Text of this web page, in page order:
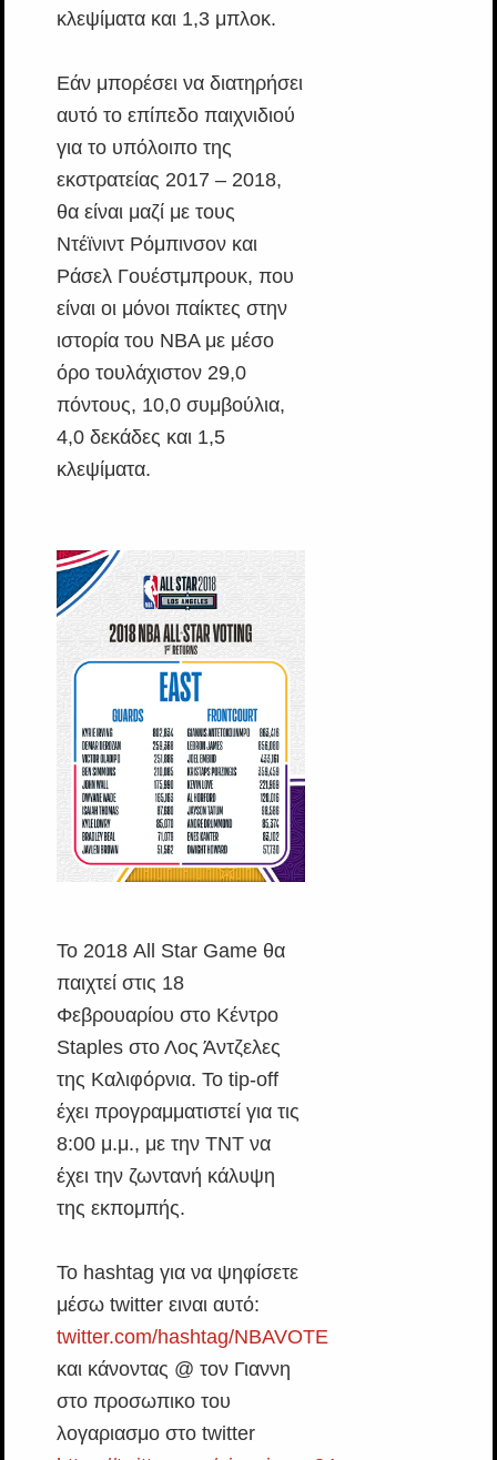
κλεψίματα και 1,3 μπλοκ.
Εάν μπορέσει να διατηρήσει
αυτό το επίπεδο παιχνιδιού
για το υπόλοιπο της
εκστρατείας 2017 – 2018,
θα είναι μαζί με τους
Ντέϊνιντ Ρόμπινσον και
Ράσελ Γουέστμπρουκ, που
είναι οι μόνοι παίκτες στην
ιστορία του ΝΒΑ με μέσο
όρο τουλάχιστον 29,0
πόντους, 10,0 συμβούλια,
4,0 δεκάδες και 1,5
κλεψίματα.
Το 2018 All Star Game θα
παιχτεί στις 18
Φεβρουαρίου στο Κέντρο
Staples στο Λος Άντζελες
της Καλιφόρνια. Το tip-off
έχει προγραμματιστεί για τις
8:00 μ.μ., με την TNT να
έχει την ζωντανή κάλυψη
της εκπομπής.
Το hashtag για να ψηφίσετε
μέσω twitter ειναι αυτό:
twitter.com/hashtag/NBAVOTE
και κάνοντας @ τον Γιαννη
στο προσωπικο του
λογαριασμο στο twitter